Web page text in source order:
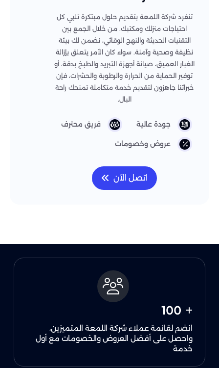
تنفرد شركة اللمعة بتقديم حلول مبتكرة تلبي كل
احتياجات منزلك ومكتبك. من خلال الجمع بين
التقنيات الحديثة والنهج الوقائي، نضمن لك بيئة
نظيفة وصحية وآمنة. سواء كان الأمر يتعلق بإزالة
الغبار العميق، صيانة أجهزة التبريد والطبخ بدقة، أو
توفير الحماية من الحرارة والرطوبة والحشرات، فإن
خبرائنا جاهزون لتقديم خدمة متكاملة تمنحك راحة
البال.
جودة عالية فريق محترف
عروض وخصومات
اتصل الآن
100
انضم لقائمة عملاء شركة اللمعة المتميزين،
واحصل على أفضل العروض والخصومات مع أول
خدمة